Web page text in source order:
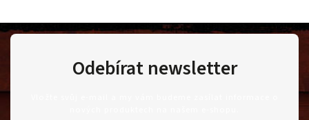
Odebírat newsletter